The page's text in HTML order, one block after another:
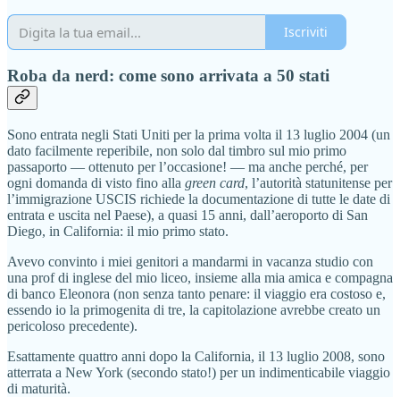
Iscriviti
Roba da nerd: come sono arrivata a 50 stati
Sono entrata negli Stati Uniti per la prima volta il 13 luglio 2004 (un
dato facilmente reperibile, non solo dal timbro sul mio primo
passaporto — ottenuto per l’occasione! — ma anche perché, per
ogni domanda di visto fino alla green card, l’autorità statunitense per
l’immigrazione USCIS richiede la documentazione di tutte le date di
entrata e uscita nel Paese), a quasi 15 anni, dall’aeroporto di San
Diego, in California: il mio primo stato.
Avevo convinto i miei genitori a mandarmi in vacanza studio con
una prof di inglese del mio liceo, insieme alla mia amica e compagna
di banco Eleonora (non senza tanto penare: il viaggio era costoso e,
essendo io la primogenita di tre, la capitolazione avrebbe creato un
pericoloso precedente).
Esattamente quattro anni dopo la California, il 13 luglio 2008, sono
atterrata a New York (secondo stato!) per un indimenticabile viaggio
di maturità.